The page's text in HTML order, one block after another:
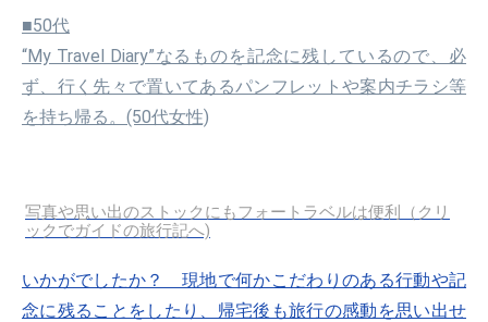
■50代
“My Travel Diary”なるものを記念に残しているので、必
ず、行く先々で置いてあるパンフレットや案内チラシ等
を持ち帰る。(50代女性)
写真や思い出のストックにもフォートラベルは便利（クリ
ックでガイドの旅行記へ)
いかがでしたか？ 現地で何かこだわりのある行動や記
念に残ることをしたり、帰宅後も旅行の感動を思い出せ